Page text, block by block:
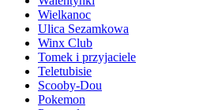
Wielkanoc
Ulica Sezamkowa
Winx Club
Tomek i przyjaciele
Teletubisie
Scooby-Dou
Pokemon